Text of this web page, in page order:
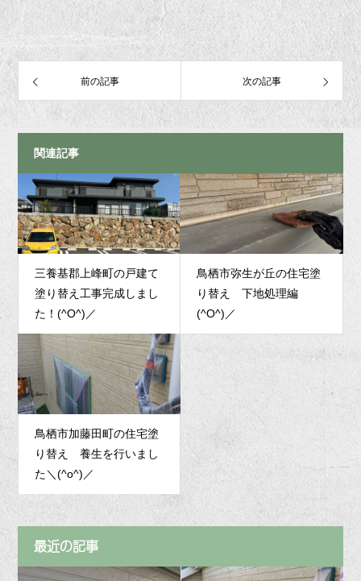
前の記事 次の記事
関連記事
三養基郡上峰町の戸建て
塗り替え工事完成しまし
た！(^O^)／
鳥栖市弥生が丘の住宅塗
り替え 下地処理編
(^O^)／
鳥栖市加藤田町の住宅塗
り替え 養生を行いまし
た＼(^o^)／
最近の記事